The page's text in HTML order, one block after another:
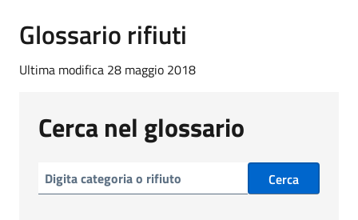
Glossario rifiuti
Ultima modifica 28 maggio 2018
Cerca nel glossario
Cerca